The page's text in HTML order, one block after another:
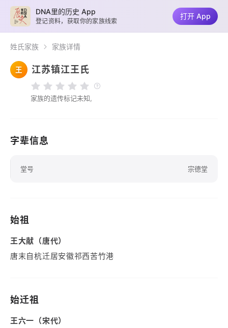
姓氏家族 家族详情
王 江苏镇江王氏
家族的遗传标记未知,
字辈信息
堂号 宗德堂
始祖
王大献（唐代）
唐末自杭迁居安徽祁西苦竹港
始迁祖
王六一（宋代）
DNA里的历史 App
登记资料，获取你的家族线索
打开 App